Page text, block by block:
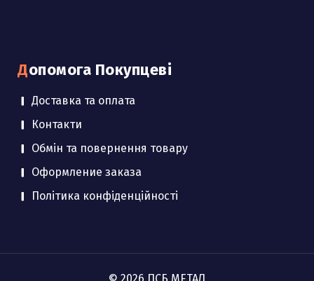
Допомога Покупцеві
Доставка та оплата
Контакти
Обмін та повернення товару
Оформление заказа
Політика конфіденційності